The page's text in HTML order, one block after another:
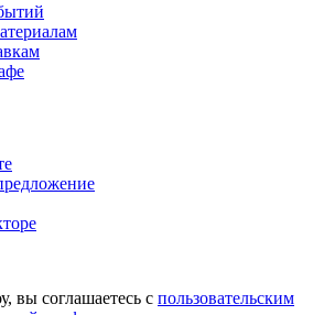
вы соглашаетесь с пользовательским